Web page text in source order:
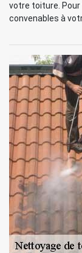
votre toiture.
convenables à